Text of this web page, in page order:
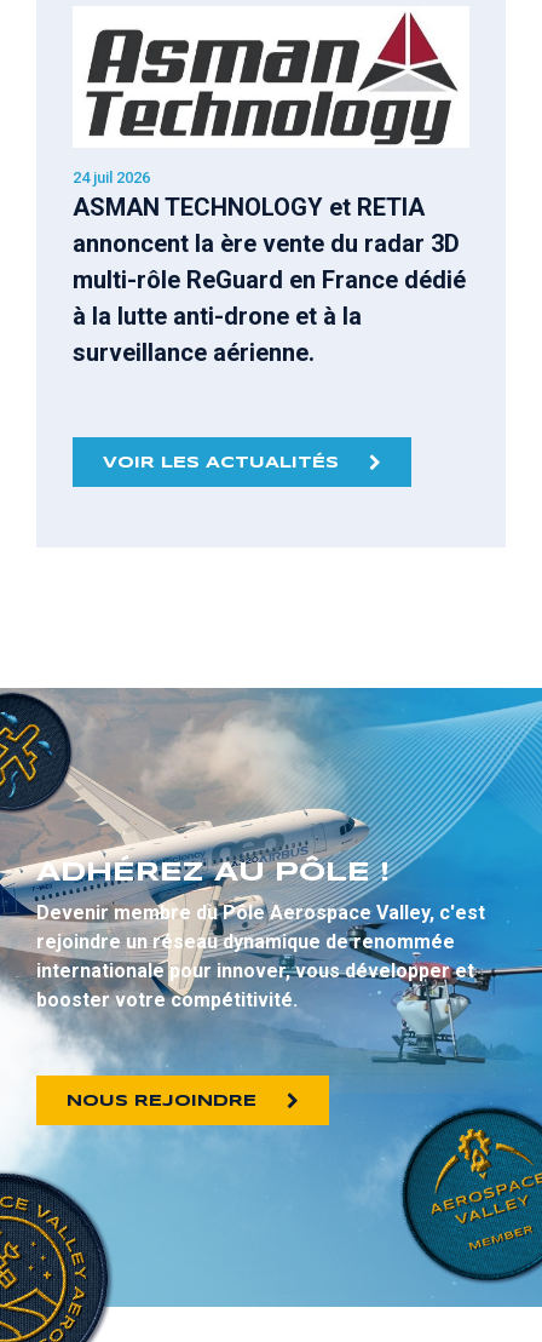
24 juil 2026
ASMAN TECHNOLOGY et RETIA
annoncent la ère vente du radar 3D
multi-rôle ReGuard en France dédié
à la lutte anti-drone et à la
surveillance aérienne.
VOIR LES ACTUALITÉS
ADHÉREZ AU PÔLE !
Devenir membre du Pôle Aerospace Valley, c'est
rejoindre un réseau dynamique de renommée
internationale pour innover, vous développer et
booster votre compétitivité.
NOUS REJOINDRE